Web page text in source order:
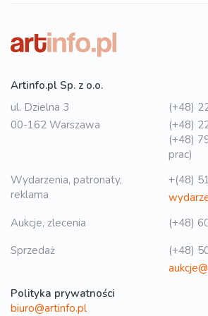
Artinfo.pl Sp. z o.o.
ul. Dzielna 3
00-162 Warszawa
(+48)
(+48)
(+48)
prac)
Wydarzenia, patronaty,
reklama
+(48)
Aukcje, zlecenia
(+48)
Sprzedaż
(+48)
Polityka prywatności
biuro@artinfo.pl